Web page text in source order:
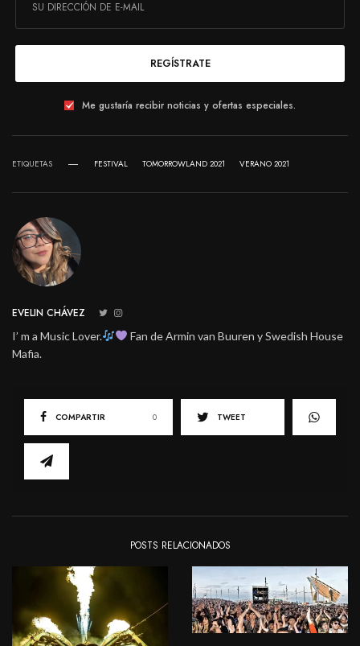
REGÍSTRATE
Me gustaría recibir noticias y ofertas especiales.
ETIQUETAS FESTIVAL TOMORROWLAND 2021 VERANO 2021
EVELIN CHÁVEZ
I’ m a Music Lover.
Fan de Armin van Buuren y Swedish House
Mafia.
COMPARTIR 0 TWEET
POSTS RELACIONADOS